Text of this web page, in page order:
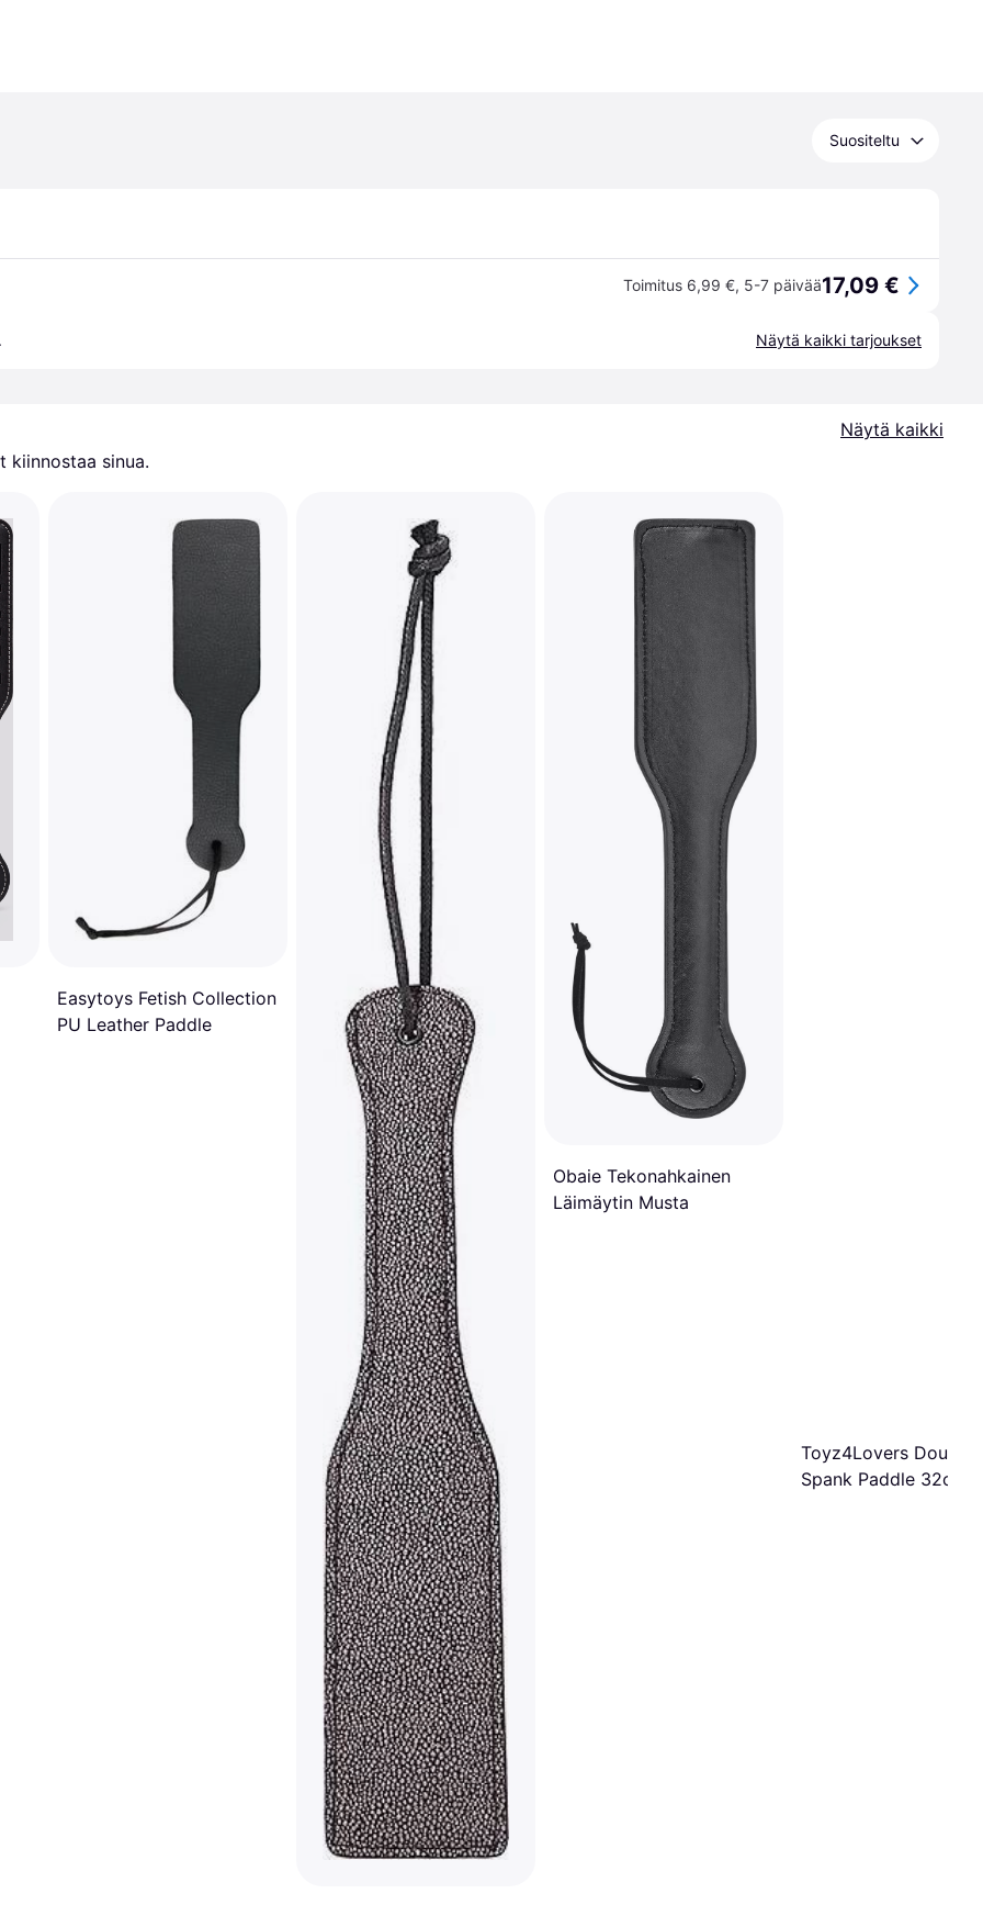
Suositeltu
Toimitus 6,99 €, 5-7 päivää17,09 €
Näytä kaikki tarjoukset
Näytä kaikki
kiinnostaa sinua.
Easytoys Fetish Collection
PU Leather Paddle
Obaie Tekonahkainen
Läimäytin Musta
Toyz4Lovers Double
Spank Paddle 32cm